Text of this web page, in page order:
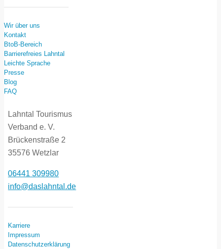
Wir über uns
Kontakt
BtoB-Bereich
Barrierefreies Lahntal
Leichte Sprache
Presse
Blog
FAQ
Lahntal Tourismus
Verband e. V.
Brückenstraße 2
35576 Wetzlar
06441 309980
info@daslahntal.de
Karriere
Impressum
Datenschutzerklärung